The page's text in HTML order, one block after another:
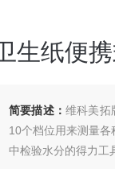
生纸便
简要描述： 维科美拓
10个档位用来测量
中检验水分的得力工